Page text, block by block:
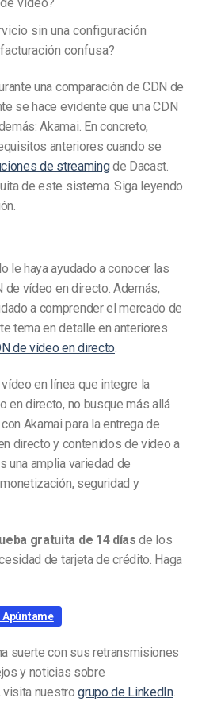
vídeo?
sin una configuración
confusa?
una comparación de CDN de
se hace evidente que una CDN
Akamai. En concreto,
anteriores cuando se
de streamingde Dacast.
de este sistema. Siga leyendo
le haya ayudado a conocer las
de vídeo en directo. Además,
a comprender el mercado de
tema en detalle en anteriores
de vídeo en directo.
en línea que integre la
en directo, no busque más allá
Akamai para la entrega de
directo y contenidos de vídeo a
una amplia variedad de
seguridad y
gratuita de 14 días de los
de tarjeta de crédito. Haga
Apúntame
suerte con sus retransmisiones
y noticias sobre
visita nuestrogrupo de LinkedIn.